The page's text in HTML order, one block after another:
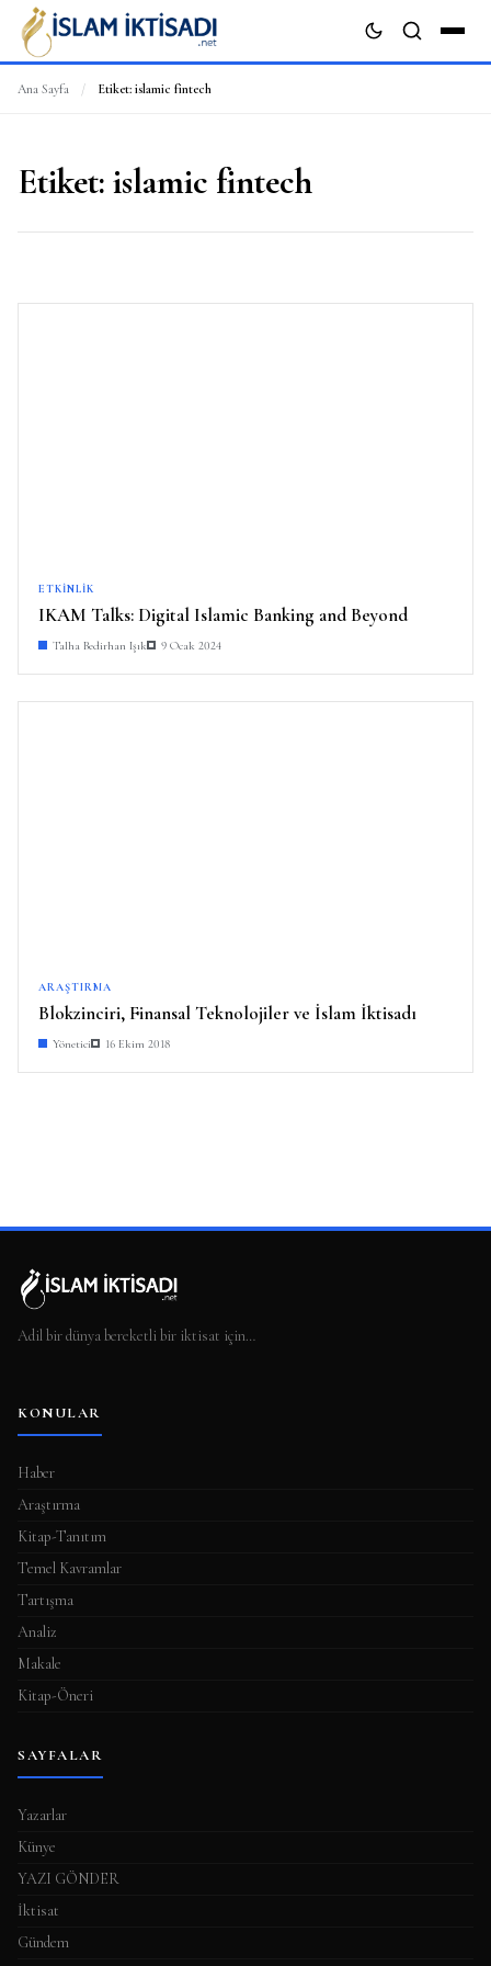
Ana Sayfa / Etiket: islamic fintech
Etiket: islamic fintech
ETKINLIK
IKAM Talks: Digital Islamic Banking and Beyond
Talha Bedirhan Işık 9 Ocak 2024
ARAŞTIRMA
Blokzinciri, Finansal Teknolojiler ve İslam İktisadı
Yönetici 16 Ekim 2018
Adil bir dünya bereketli bir iktisat için…
KONULAR
Haber
Araştırma
Kitap-Tanıtım
Temel Kavramlar
Tartışma
Analiz
Makale
Kitap-Öneri
SAYFALAR
Yazarlar
Künye
YAZI GÖNDER
İktisat
Gündem